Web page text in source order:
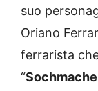
suo
Oriano
ferrarista
“